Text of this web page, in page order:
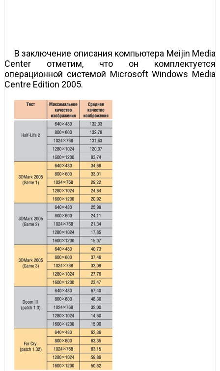
В заключение описания компьютера Meijin Media
Center отметим, что он комплектуется
операционной системой Microsoft Windows Media
Centre Edition 2005.